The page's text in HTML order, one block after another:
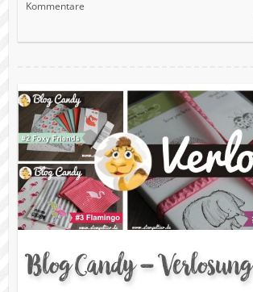
Kommentare
Blog Candy – Verlosung